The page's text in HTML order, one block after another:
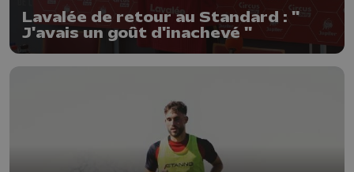
Lavalée de retour au Standard : "
J'avais un goût d'inachevé "